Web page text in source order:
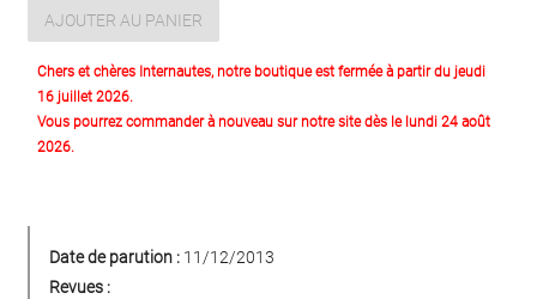
AJOUTER AU PANIER
Chers et chères Internautes, notre boutique est fermée à partir du jeudi
16 juillet 2026.
Vous pourrez commander à nouveau sur notre site dès le lundi 24 août
2026.
Date de parution : 11/12/2013
Revues :